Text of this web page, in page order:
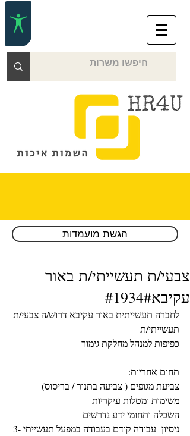
Over the phone or online
הגשת מועמדות
צבעי/ת תעשייתי/ת באור
עקיבא#1934#
לחברה תעשייתית באור עקיבא דרוש/ה צבעי/ת
תעשייתי/ת
כפיפות למנהל מחלקת גימור
תחום אחריות:
צביעת מגופים ( צביעה בתנור / בריסוס)
משימות ומטלות עיקריות
השכלה ותחומי ידע נדרשים